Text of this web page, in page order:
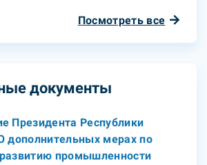
Посмотреть все
документы
Президента Республики
дополнительных мерах по
промышленности